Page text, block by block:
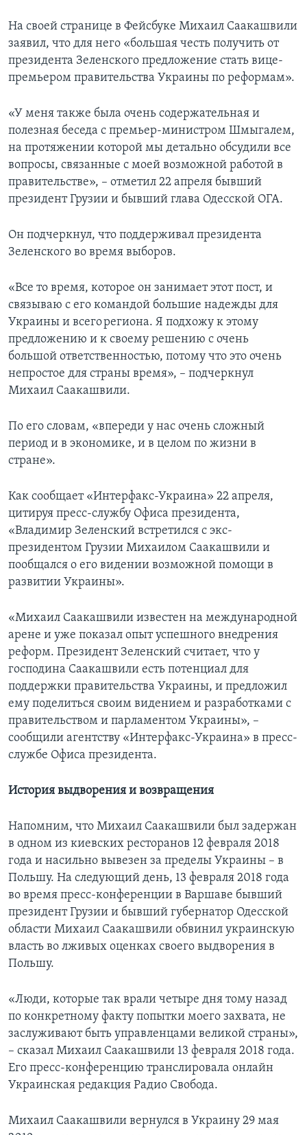
На своей странице в Фейсбуке Михаил Саакашвили
заявил, что для него «большая честь получить от
президента Зеленского предложение стать вице-
премьером правительства Украины по реформам».
«У меня также была очень содержательная и
полезная беседа с премьер-министром Шмыгалем,
на протяжении которой мы детально обсудили все
вопросы, связанные с моей возможной работой в
правительстве», – отметил 22 апреля бывший
президент Грузии и бывший глава Одесской ОГА.
Он подчеркнул, что поддерживал президента
Зеленского во время выборов.
«Все то время, которое он занимает этот пост, и
связываю с его командой большие надежды для
Украины и всего региона. Я подхожу к этому
предложению и к своему решению с очень
большой ответственностью, потому что это очень
непростое для страны время», – подчеркнул
Михаил Саакашвили.
По его словам, «впереди у нас очень сложный
период и в экономике, и в целом по жизни в
стране».
Как сообщает «Интерфакс-Украина» 22 апреля,
цитируя пресс-службу Офиса президента,
«Владимир Зеленский встретился с экс-
президентом Грузии Михаилом Саакашвили и
пообщался о его видении возможной помощи в
развитии Украины».
«Михаил Саакашвили известен на международной
арене и уже показал опыт успешного внедрения
реформ. Президент Зеленский считает, что у
господина Саакашвили есть потенциал для
поддержки правительства Украины, и предложил
ему поделиться своим видением и разработками с
правительством и парламентом Украины», –
сообщили агентству «Интерфакс-Украина» в пресс-
службе Офиса президента.
История выдворения и возвращения
Напомним, что Михаил Саакашвили был задержан
в одном из киевских ресторанов 12 февраля 2018
года и насильно вывезен за пределы Украины – в
Польшу. На следующий день, 13 февраля 2018 года
во время пресс-конференции в Варшаве бывший
президент Грузии и бывший губернатор Одесской
области Михаил Саакашвили обвинил украинскую
власть во лживых оценках своего выдворения в
Польшу.
«Люди, которые так врали четыре дня тому назад
по конкретному факту попытки моего захвата, не
заслуживают быть управленцами великой страны»,
– сказал Михаил Саакашвили 13 февраля 2018 года.
Его пресс-конференцию транслировала онлайн
Украинская редакция Радио Свобода.
Михаил Саакашвили вернулся в Украину 29 мая